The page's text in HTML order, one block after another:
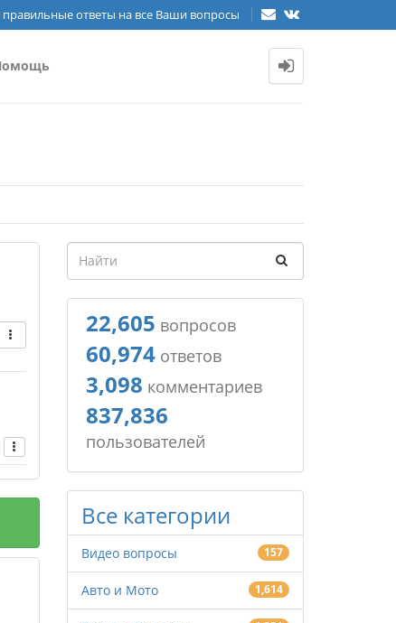
ответы на все Ваши вопросы
22,605 вопросов
60,974ответов
3,098 комментариев
837,836
пользователей
Все категории
Видео вопросы 157
Авто и Мото 1,614